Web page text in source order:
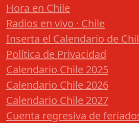
Hora en Chile
Radios en vivo · Chile
Inserta el Calendario de
Política de Privacidad
Calendario Chile 2025
Calendario Chile 2026
Calendario Chile 2027
Cuenta regresiva de